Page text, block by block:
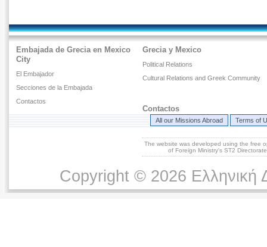
Embajada de Grecia en Mexico
City
El Embajador
Secciones de la Embajada
Contactos
Grecia y Mexico
Political Relations
Cultural Relations and Greek Community
Contactos
All our Missions Abroad Terms of
The website was developed using the free
of Foreign Ministry's ST2
Copyright © 2026